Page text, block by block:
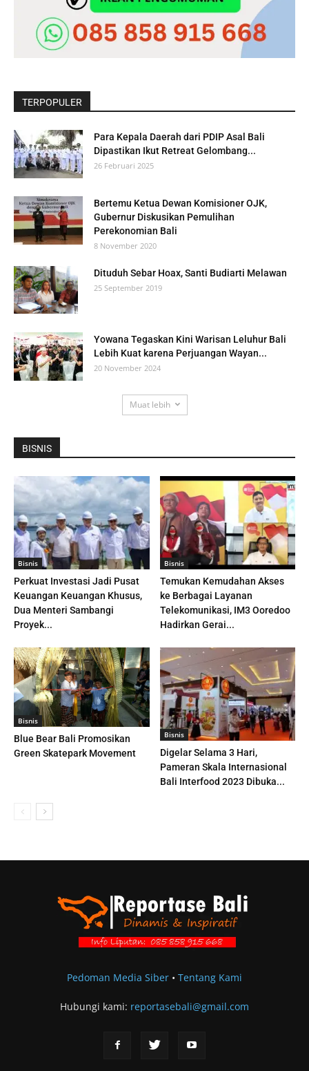
TERPOPULER
Para Kepala Daerah dari PDIP Asal Bali
Dipastikan Ikut Retreat Gelombang...
26 Februari 2025
Bertemu Ketua Dewan Komisioner OJK,
Gubernur Diskusikan Pemulihan
Perekonomian Bali
8 November 2020
Dituduh Sebar Hoax, Santi Budiarti Melawan
25 September 2019
Yowana Tegaskan Kini Warisan Leluhur Bali
Lebih Kuat karena Perjuangan Wayan...
20 November 2024
Muat lebih
BISNIS
Bisnis
Perkuat Investasi Jadi Pusat
Keuangan Keuangan Khusus,
Dua Menteri Sambangi
Proyek...
Bisnis
Temukan Kemudahan Akses
ke Berbagai Layanan
Telekomunikasi, IM3 Ooredoo
Hadirkan Gerai...
Bisnis
Blue Bear Bali Promosikan
Green Skatepark Movement
Bisnis
Digelar Selama 3 Hari,
Pameran Skala Internasional
Bali Interfood 2023 Dibuka...
Pedoman Media Siber• Tentang Kami
Hubungi kami: reportasebali@gmail.com